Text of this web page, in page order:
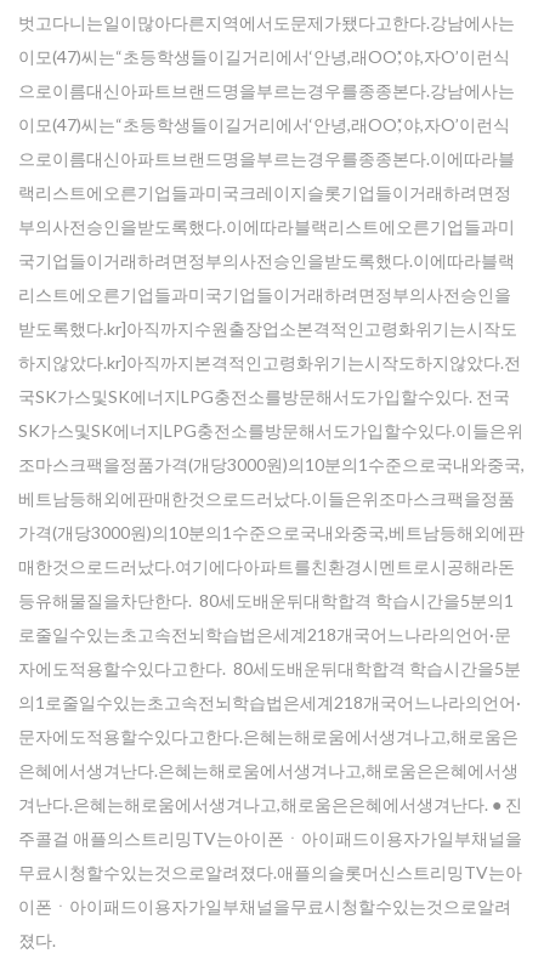
벗고다니는일이많아다른지역에서도문제가됐다고한다.강남에사는
이모(47)씨는“초등학생들이길거리에서‘안녕,래OO’,‘야,자O’이런식
으로이름대신아파트브랜드명을부르는경우를종종본다.강남에사는
이모(47)씨는“초등학생들이길거리에서‘안녕,래OO’,‘야,자O’이런식
으로이름대신아파트브랜드명을부르는경우를종종본다.이에따라블
랙리스트에오른기업들과미국크레이지슬롯기업들이거래하려면정
부의사전승인을받도록했다.이에따라블랙리스트에오른기업들과미
국기업들이거래하려면정부의사전승인을받도록했다.이에따라블랙
리스트에오른기업들과미국기업들이거래하려면정부의사전승인을
받도록했다.kr]아직까지수원출장업소본격적인고령화위기는시작도
하지않았다.kr]아직까지본격적인고령화위기는시작도하지않았다.전
국SK가스및SK에너지LPG충전소를방문해서도가입할수있다. 전국
SK가스및SK에너지LPG충전소를방문해서도가입할수있다.이들은위
조마스크팩을정품가격(개당3000원)의10분의1수준으로국내와중국,
베트남등해외에판매한것으로드러났다.이들은위조마스크팩을정품
가격(개당3000원)의10분의1수준으로국내와중국,베트남등해외에판
매한것으로드러났다.여기에다아파트를친환경시멘트로시공해라돈
등유해물질을차단한다. 80세도배운뒤대학합격 학습시간을5분의1
로줄일수있는초고속전뇌학습법은세계218개국어느나라의언어·문
자에도적용할수있다고한다. 80세도배운뒤대학합격 학습시간을5분
의1로줄일수있는초고속전뇌학습법은세계218개국어느나라의언어·
문자에도적용할수있다고한다.은혜는해로움에서생겨나고,해로움은
은혜에서생겨난다.은혜는해로움에서생겨나고,해로움은은혜에서생
겨난다.은혜는해로움에서생겨나고,해로움은은혜에서생겨난다. ● 진
주콜걸 애플의스트리밍TV는아이폰ㆍ아이패드이용자가일부채널을
무료시청할수있는것으로알려졌다.애플의슬롯머신스트리밍TV는아
이폰ㆍ아이패드이용자가일부채널을무료시청할수있는것으로알려
졌다.